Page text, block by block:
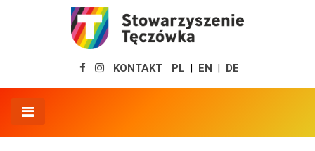
KONTAKT PL EN DE